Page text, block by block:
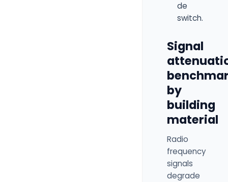
de
switch.
Signal
by
building
material
Radio
frequency
signals
degrade